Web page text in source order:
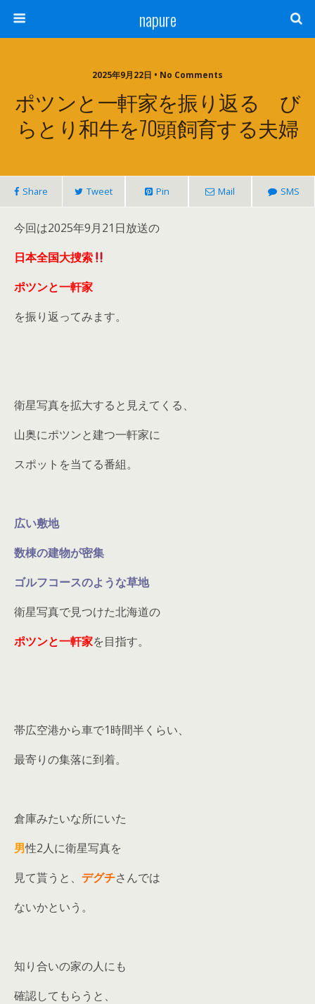
napure
2025年9月22日 • No Comments
ポツンと一軒家を振り返る び
らとり和牛を70頭飼育する夫婦
Share Tweet Pin Mail SMS
今回は2025年9月21日放送の
日本全国大捜索
ポツンと一軒家
を振り返ってみます。
衛星写真を拡大すると見えてくる、
山奥にポツンと建つ一軒家に
スポットを当てる番組。
広い敷地
数棟の建物が密集
ゴルフコースのような草地
衛星写真で見つけた北海道の
ポツンと一軒家を目指す。
帯広空港から車で1時間半くらい、
最寄りの集落に到着。
倉庫みたいな所にいた
男性2人に衛星写真を
見て貰うと、 デグチさんでは
ないかという。
知り合いの家の人にも
確認してもらうと、